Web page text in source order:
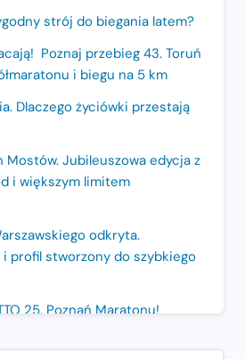
strój do biegania latem?
Poznaj przebieg 43. Toruń
i biegu na 5 km
Dlaczego życiówki przestają
Mostów. Jubileuszowa edycja z
i większym limitem
odkryta.
profil stworzony do szybkiego
25. Poznań Maratonu!